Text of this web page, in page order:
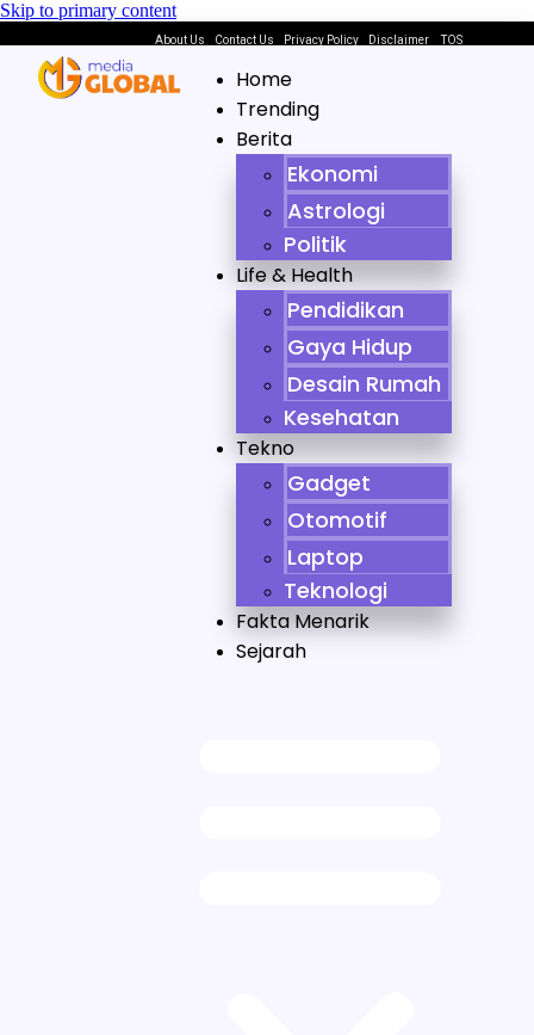
Skip to primary content
About Us Contact Us Privacy Policy DisclaimerTOS
Home
Trending
Berita
Ekonomi
Astrologi
Politik
Life & Health
Pendidikan
Gaya Hidup
Desain Rumah
Kesehatan
Tekno
Gadget
Otomotif
Laptop
Teknologi
Fakta Menarik
Sejarah